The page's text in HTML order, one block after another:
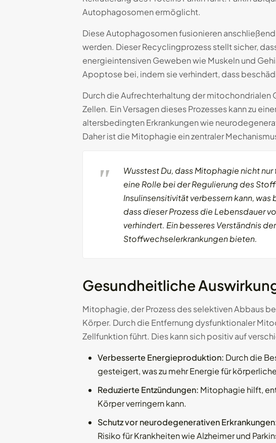
Autophagosomen ermöglicht.
Diese Autophagosomen fusionieren
werden. Dieser Recyclingprozess stellt sicher,
energieintensiven Geweben wie Muskeln und
Apoptose bei, indem sie verhindert, dass
Durch die Aufrechterhaltung der
Zellen. Ein Versagen dieses Prozesses kann zu
altersbedingten Erkrankungen wie
Daher ist die Mitophagie ein zentraler
Wusstest Du, dass Mitophagie nicht
eine Rolle bei der Regulierung des
Insulinsensitivität verbessern kann,
dass dieser Prozess die Lebensdauer
verhindert. Ein besseres Verständnis
Stoffwechselerkrankungen bieten.
Gesundheitliche
Mitophagie, der Prozess des selektiven Abbaus
Körper. Durch die Entfernung dysfunktionaler
Zellfunktion führt. Dies kann sich positiv auf
Verbesserte Energieproduktion: Durch die
gesteigert, was zu mehr Energie für
Reduzierte Entzündungen: Mitophagie hilft,
Körper verringern kann.
Schutz vor neurodegenerativen
Risiko für Krankheiten wie Alzheimer und